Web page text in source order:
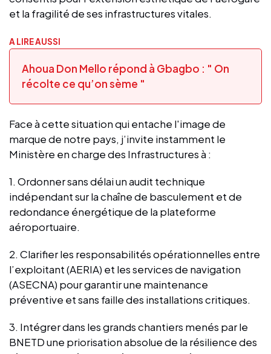
et la fragilité de ses infrastructures vitales.
A LIRE AUSSI
Ahoua Don Mello répond à Gbagbo : " On
récolte ce qu’on sème "
Face à cette situation qui entache l'image de
marque de notre pays, j’invite instamment le
Ministère en charge des Infrastructures à :
1. Ordonner sans délai un audit technique
indépendant sur la chaîne de basculement et de
redondance énergétique de la plateforme
aéroportuaire.
2. Clarifier les responsabilités opérationnelles entre
l’exploitant (AERIA) et les services de navigation
(ASECNA) pour garantir une maintenance
préventive et sans faille des installations critiques.
3. Intégrer dans les grands chantiers menés par le
BNETD une priorisation absolue de la résilience des